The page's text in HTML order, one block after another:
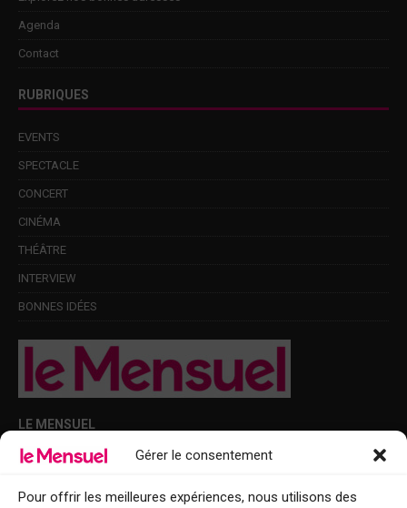
Gérer le consentement
Pour offrir les meilleures expériences, nous utilisons des
Agenda
Contact
RUBRIQUES
EVENTS
SPECTACLE
CONCERT
CINÉMA
THÉÂTRE
INTERVIEW
BONNES IDÉES
LE MENSUEL
Points de diffusion Var et Alpes-Maritimes : oû trouver Le Mensuel ?
Le Mensuel en PDF : consultez le magazine en ligne